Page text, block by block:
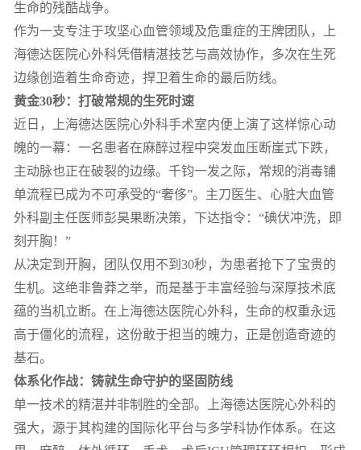
生命的残酷战争。
作为一支专注于攻坚心血管领域及危重症的王牌团队，上
海德达医院心外科凭借精湛技艺与高效协作，多次在生死
边缘创造着生命奇迹，捍卫着生命的最后防线。
黄金30秒：打破常规的生死时速
近日，上海德达医院心外科手术室内便上演了这样惊心动
魄的一幕：一名患者在麻醉过程中突发血压断崖式下跌，
主动脉也正在破裂的边缘。千钧一发之际，常规的消毒铺
单流程已成为不可承受的“奢侈”。主刀医生、心脏大血管
外科副主任医师彭昊果断决策，下达指令：“碘伏冲洗，即
刻开胸！”
从决定到开胸，团队仅用不到30秒，为患者抢下了宝贵的
生机。这绝非鲁莽之举，而是基于丰富经验与深厚技术底
蕴的当机立断。在上海德达医院心外科，生命的权重永远
高于僵化的流程，这份敢于担当的魄力，正是创造奇迹的
基石。
体系化作战：铸就生命守护的坚固防线
单一技术的精湛并非制胜的全部。上海德达医院心外科的
强大，源于其构建的国际化平台与多学科协作体系。在这